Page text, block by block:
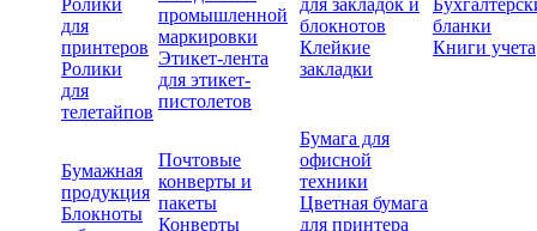
Ролики
для
принтеров
Ролики
для
телетайпов
промышленной
маркировки
Этикет-лента
для этикет-
пистолетов
для закладок и
блокнотов
Клейкие
закладки
бланки
Книги учета
Бумажная
продукция
Блокноты
Почтовые
конверты и
пакеты
Конверты
Бумага для
офисной
техники
Цветная бумага
для принтера